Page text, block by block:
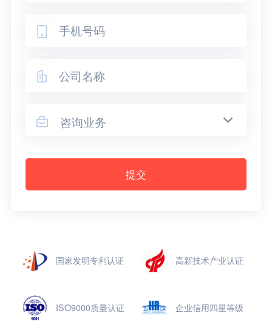


 咨询业务
提交
国家发明专利认证 高新技术产业认证
ISO9000质量认证 企业信用四星等级